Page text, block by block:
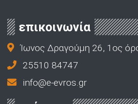
επικοινωνία
Ίωνος Δραγούμη 26, 1ος
25510 84747
info@e-evros.gr